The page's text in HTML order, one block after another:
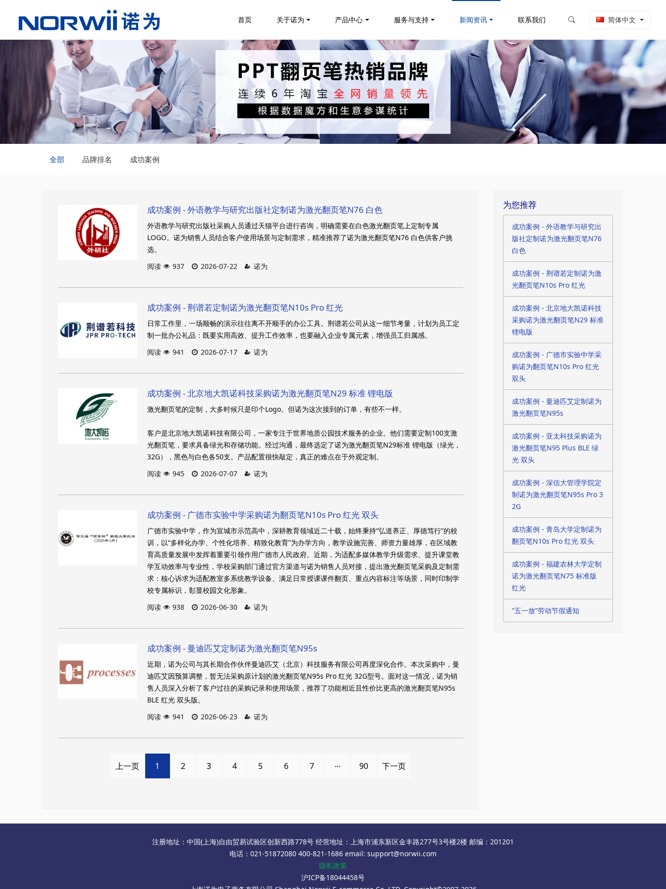
简体中文
首页 关于诺为 产品中心 服务与支持 新闻资讯 联系我们
全部 品牌排名 成功案例
成功案例 - 外语教学与研究出版社定制诺为激光翻页笔N76 白色
外语教学与研究出版社采购人员通过天猫平台进行咨询，明确需要在白色激光翻页笔上定制专属
LOGO。诺为销售人员结合客户使用场景与定制需求，精准推荐了诺为激光翻页笔N76 白色供客户挑
选。
阅读
937 2026-07-22 诺为
成功案例 - 荆谱若定制诺为激光翻页笔N10s Pro 红光
日常工作里，一场顺畅的演示往往离不开顺手的办公工具。荆谱若公司从这一细节考量，计划为员工定
制一批办公礼品：既要实用高效、提升工作效率，也要融入企业专属元素，增强员工归属感。
阅读
941 2026-07-17 诺为
成功案例 - 北京地大凯诺科技采购诺为激光翻页笔N29 标准 锂电版
激光翻页笔的定制，大多时候只是印个Logo。但诺为这次接到的订单，有些不一样。
客户是北京地大凯诺科技有限公司，一家专注于世界地质公园技术服务的企业。他们需要定制100支激
光翻页笔，要求具备绿光和存储功能。经过沟通，最终选定了诺为激光翻页笔N29标准 锂电版（绿光，
32G），黑色与白色各50支。产品配置很快敲定，真正的难点在于外观定制。
阅读
945 2026-07-07 诺为
成功案例 - 广德市实验中学采购诺为翻页笔N10s Pro 红光 双头
广德市实验中学，作为宣城市示范高中，深耕教育领域近二十载，始终秉持“弘道养正、厚德笃行”的校
训，以“多样化办学、个性化培养、精致化教育”为办学方向，教学设施完善、师资力量雄厚，在区域教
育高质量发展中发挥着重要引领作用广德市人民政府。近期，为适配多媒体教学升级需求、提升课堂教
学互动效率与专业性，学校采购部门通过官方渠道与诺为销售人员对接，提出激光翻页笔采购及定制需
求：核心诉求为适配教室多系统教学设备、满足日常授课课件翻页、重点内容标注等场景，同时印制学
校专属标识，彰显校园文化形象。
阅读
938 2026-06-30 诺为
成功案例 - 曼迪匹艾定制诺为激光翻页笔N95s
近期，诺为公司与其长期合作伙伴曼迪匹艾（北京）科技服务有限公司再度深化合作。本次采购中，曼
迪匹艾因预算调整，暂无法采购原计划的激光翻页笔N95s Pro 红光 32G型号。面对这一情况，诺为销
售人员深入分析了客户过往的采购记录和使用场景，推荐了功能相近且性价比更高的激光翻页笔N95s
BLE 红光 双头版。
阅读
941 2026-06-23 诺为
上一页 1 2 3 4 5 6 7 ... 90 下一页
为您推荐
成功案例 - 外语教学与研究出
版社定制诺为激光翻页笔N76
白色
成功案例 - 荆谱若定制诺为激
光翻页笔N10s Pro 红光
成功案例 - 北京地大凯诺科技
采购诺为激光翻页笔N29 标准
锂电版
成功案例 - 广德市实验中学采
购诺为翻页笔N10s Pro 红光
双头
成功案例 - 曼迪匹艾定制诺为
激光翻页笔N95s
成功案例 - 亚太科技采购诺为
激光翻页笔N95 Plus BLE 绿
光 双头
成功案例 - 深信大管理学院定
制诺为激光翻页笔N95s Pro 3
2G
成功案例 - 青岛大学定制诺为
翻页笔N10s Pro 红光 双头
成功案例 - 福建农林大学定制
诺为激光翻页笔N75 标准版
红光
“五一放”劳动节假通知
注册地址：中国(上海)自由贸易试验区创新西路778号 经营地址：上海市浦东新区金丰路277号3号楼2楼 邮编：201201
电话：021-51872080 400-821-1686 email: support@norwii.com
隐私政策
沪ICP备18044458号